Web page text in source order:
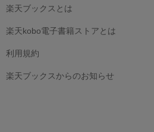
楽天ブックスとは
楽天kobo電子書籍ストアとは
利用規約
楽天ブックスからのお知らせ